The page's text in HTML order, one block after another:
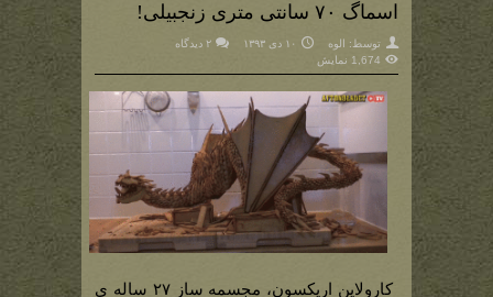
اسماگ ۷۰ سانتی متری زنجبیلی!
توسط: الوه ۱۰ دی ۱۳۹۳
۲ دیدگاه
1,674 نمایش
کارولاین اریکسون، مجسمه ساز ۲۷ ساله ی